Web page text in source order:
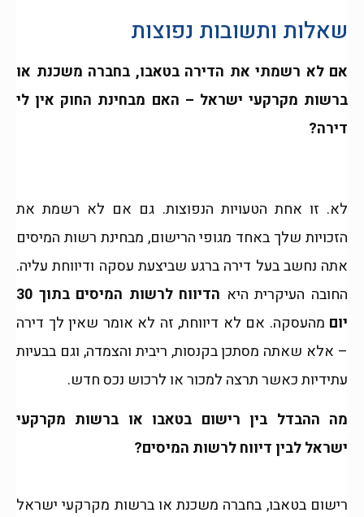
שאלות ותשובות נפוצות
אם לא רשמתי את הדירה בטאבו, בחברה משכנת או
ברשות מקרקעי ישראל – האם מבחינת החוק אין לי
דירה?
לא. זו אחת הטעויות הנפוצות. גם אם לא רשמת את
הזכויות שלך באחד מגופי הרישום, מבחינת רשות המיסים
אתה נחשב בעל דירה ברגע שביצעת עסקה ודיווחת עליה.
החובה העיקרית היא
הדיווח לרשות המיסים בתוך 30
יום מהעסקה. אם לא דיווחת, זה לא אומר שאין לך דירה
– אלא שאתה מסתכן בקנסות, ריבית והצמדה, וגם בבעיות
עתידיות כאשר תרצה למכור או לרכוש נכס חדש.
מה ההבדל בין רישום בטאבו או ברשות מקרקעי
ישראל לבין דיווח לרשות המיסים?
רישום בטאבו, בחברה משכנת או ברשות מקרקעי ישראל